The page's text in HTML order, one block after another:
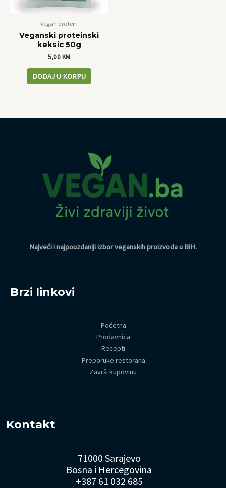
Vegan protein
Veganski proteinski
keksic 50g
5,00KM
DODAJ U KORPU
Najveći i najpouzdaniji izbor veganskih proizvoda u BiH.
Brzi linkovi
Početna
Prodavnica
Recepti
Preporuke restorana
Završi kupovinu
Kontakt
71000 Sarajevo
Bosna i Hercegovina
+387 61 032 685